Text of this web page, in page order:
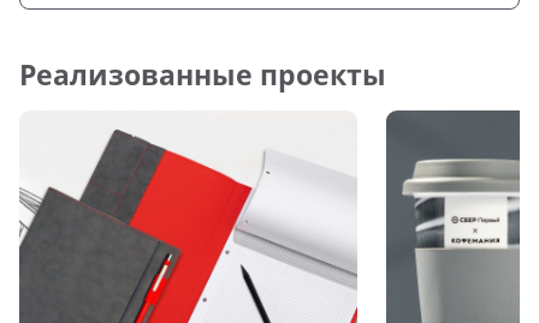
Реализованные проекты